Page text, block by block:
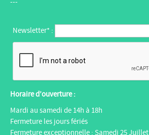
Newsletter* :
Horaire d’ouverture :
Mardi au samedi de 14h à 18h
Fermeture les jours fériés
Fermeture exceptionnelle : Samedi 25 Juillet